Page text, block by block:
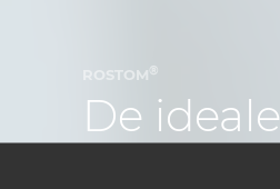
ROSTOM ®
De ideale